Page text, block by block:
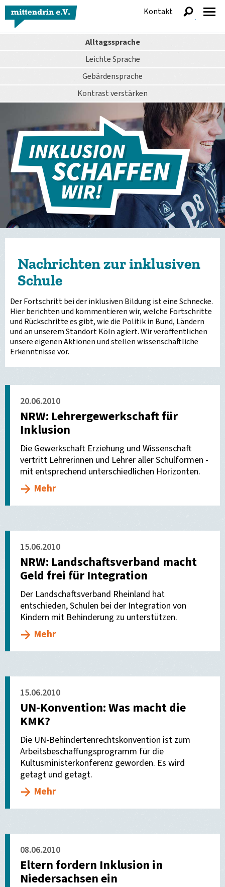
Alltagssprache
Leichte Sprache
Gebärdensprache
Kontrastverstärken
Kontakt
anzeigen
Nachrichten zur inklusiven
Schule
Der Fortschritt bei der inklusiven Bildung ist eine Schnecke.
Hier berichten und kommentieren wir, welche Fortschritte
und Rückschritte es gibt, wie die Politik in Bund, Ländern
und an unserem Standort Köln agiert. Wir veröffentlichen
unsere eigenen Aktionen und stellen wissenschaftliche
Erkenntnisse vor.
20.06.2010
NRW: Lehrergewerkschaft für
Inklusion
Die Gewerkschaft Erziehung und Wissenschaft
vertritt Lehrerinnen und Lehrer aller Schulformen -
mit entsprechend unterschiedlichen Horizonten.
Mehr
15.06.2010
NRW: Landschaftsverband macht
Geld frei für Integration
Der Landschaftsverband Rheinland hat
entschieden, Schulen bei der Integration von
Kindern mit Behinderung zu unterstützen.
Mehr
15.06.2010
UN-Konvention: Was macht die
KMK?
Die UN-Behindertenrechtskonvention ist zum
Arbeitsbeschaffungsprogramm für die
Kultusministerkonferenz geworden. Es wird
getagt und getagt.
Mehr
08.06.2010
Eltern fordern Inklusion in
Niedersachsen ein